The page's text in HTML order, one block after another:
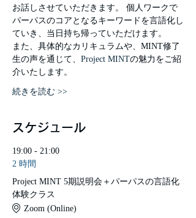
お話しさせていただきます。 個人ワークで
パーパスのコアとなるキーワードを言語化し
ていき、当日持ち帰っていただけます。
また、具体的なカリキュラムや、MINT修了
生の声を通じて、 Project MINTの魅力をご紹
介いたします。
続きを読む >>
スケジュール
19:00 - 21:00
2 時間
Project MINT 5期説明会＋パーパスの言語化
体験クラス
Zoom (Online)